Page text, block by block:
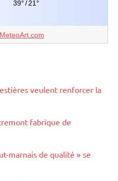
39°/21°
MeteoArt.com
veulent renforcer la
fabrique de
marnais de qualité » se